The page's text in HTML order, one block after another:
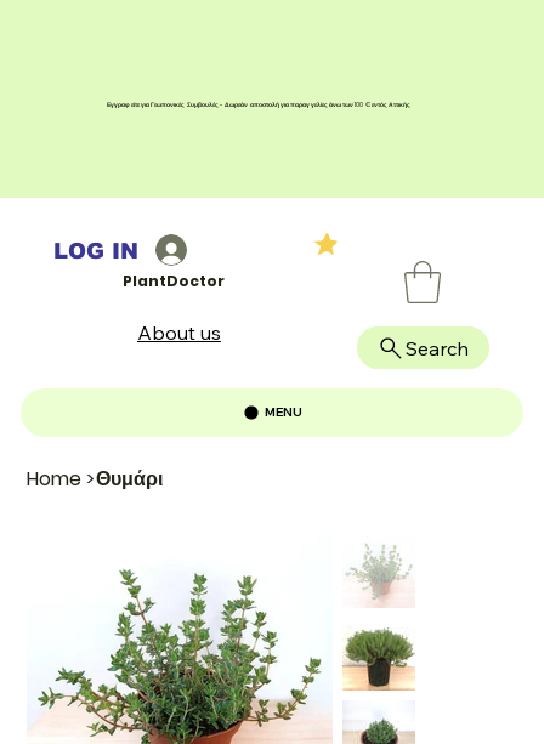
Home >Θυμάρι
Εγγραφείτε για Γεωπονικές Συμβουλές - Δωρεάν αποστολή για παραγγελίες άνω των 100 € εντός Αττικής
PlantDoctor
Search
MENU
LOG IN
About us